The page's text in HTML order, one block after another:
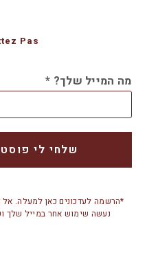
Pas
מה המייל שלך? *
*הרשמה לעדכונים כאן למעלה.
נעשה שימוש אחר במייל שלך